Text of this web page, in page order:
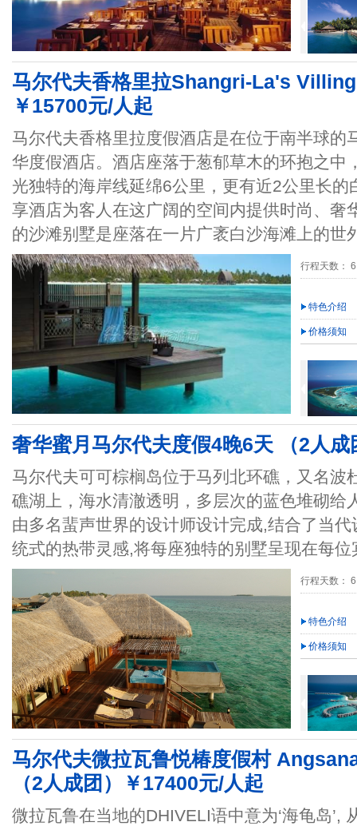
马尔代夫香格里拉Shangri-La's
￥15700元/人起
马尔代夫香格里拉度假酒店是在位于南半球的
华度假酒店。酒店座落于葱郁草木的环抱之中
光独特的海岸线延绵6公里，更有近2公里长
享酒店为客人在这广阔的空间内提供时尚、奢
的沙滩别墅是座落在一片广袤白沙海滩上的世
行程天数：
特色介绍
价格须知
奢华蜜月马尔代夫度假4晚6天 （2人
马尔代夫可可棕榈岛位于马列北环礁，又名波
礁湖上，海水清澈透明，多层次的蓝色堆砌给
由多名蜚声世界的设计师设计完成,结合了当
统式的热带灵感,将每座独特的别墅呈现在每位
行程天数：
特色介绍
价格须知
马尔代夫微拉瓦鲁悦椿度假村
（2人成团）￥17400元/人起
微拉瓦鲁在当地的DHIVELI语中意为‘海龟岛’,